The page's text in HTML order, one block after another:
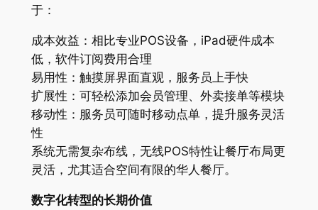
于：
成本效益：相比专业POS设备，iPad硬件成本
低，软件订阅费用合理
易用性：触摸屏界面直观，服务员上手快
扩展性：可轻松添加会员管理、外卖接单等模块
移动性：服务员可随时移动点单，提升服务灵活
性
系统无需复杂布线，无线POS特性让餐厅布局更
灵活，尤其适合空间有限的华人餐厅。
数字化转型的长期价值